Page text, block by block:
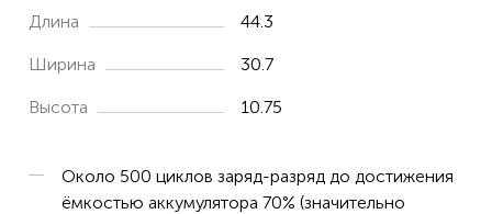
EOLE 450
One Touch Class
One Touch Vocal
VOCAL
Длина 44.3
Ширина 30.7
Высота 10.75
Около 500 циклов заряд-разряд до достижения
ёмкостью аккумулятора 70% (значительно